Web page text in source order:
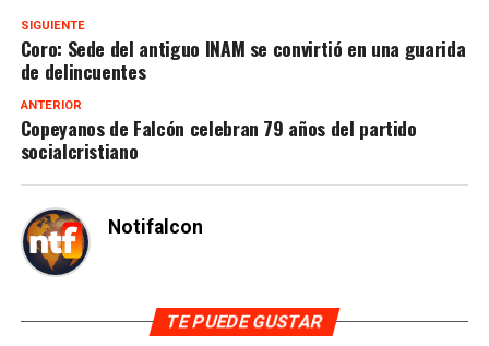
SIGUIENTE
Coro: Sede del antiguo INAM se convirtió en una guarida
de delincuentes
ANTERIOR
Copeyanos de Falcón celebran 79 años del partido
socialcristiano
Notifalcon
TE PUEDE GUSTAR